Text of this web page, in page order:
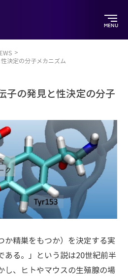
MENU
決定の分子メカニズム
子の発見と性決定の分子
か精巣をもつか）を決定する実
ある。」という説は20世紀前半
し、ヒトやマウスの生殖腺の場